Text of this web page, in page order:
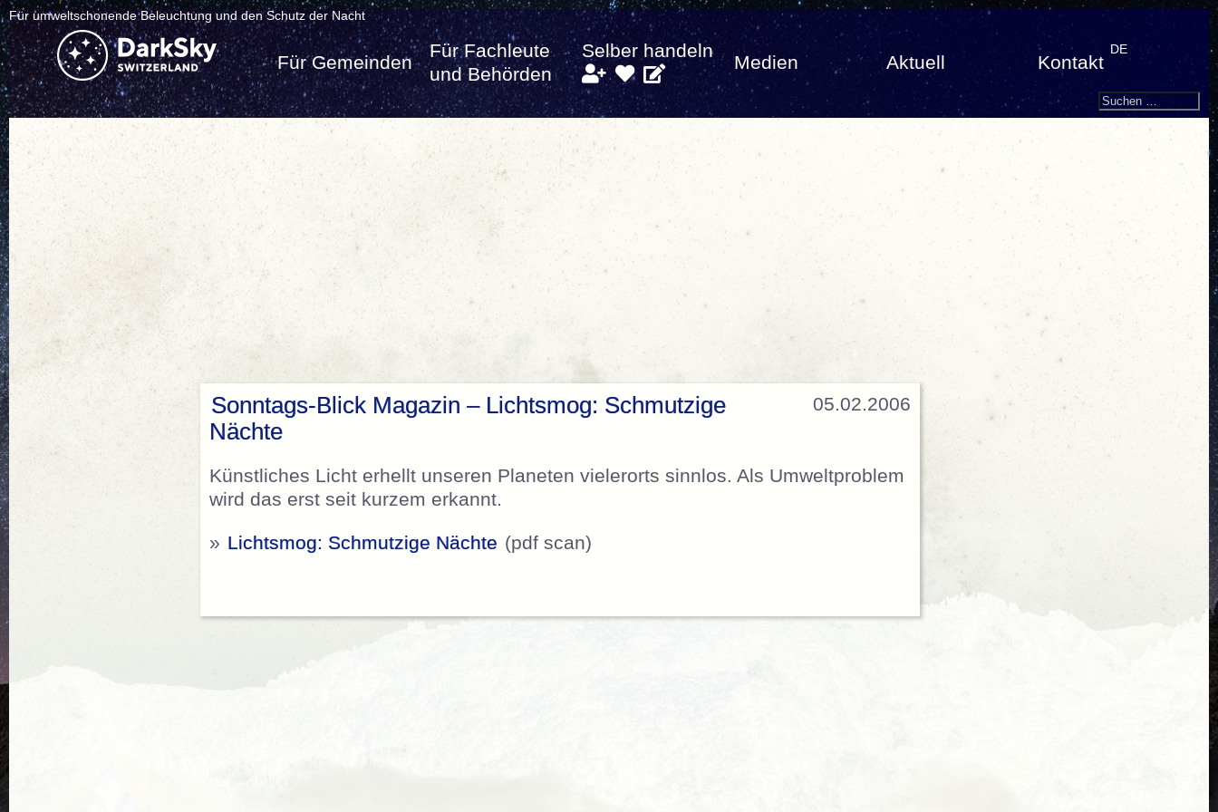
Für umweltschonende Beleuchtung und den Schutz der Nacht
Für Gemeinden
Für Fachleute
und Behörden
Selber handeln
Medien Aktuell Kontakt
DE
Search
Suchen
05.02.2006
Sonntags-Blick Magazin – Lichtsmog: Schmutzige
Nächte
Künstliches Licht erhellt unseren Planeten vielerorts sinnlos. Als Umweltproblem
wird das erst seit kurzem erkannt.
» Lichtsmog: Schmutzige Nächte (pdf scan)